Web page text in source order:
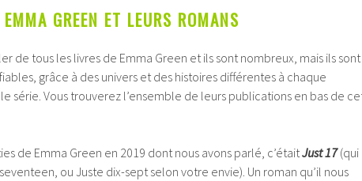
EMMA GREEN ET LEURS ROMANS
de tous les livres de Emma Green et ils sont nombreux, mais ils sont
grâce à des univers et des histoires différentes à chaque
série. Vous trouverez l’ensemble de leurs publications en bas de
de Emma Green en 2019 dont nous avons parlé, c’étaitJust 17(qui
ou Juste dix-sept selon votre envie). Un roman qu’il nous